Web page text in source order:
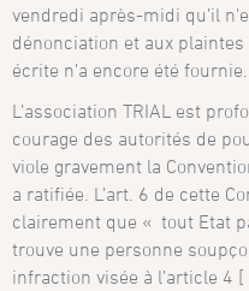
vendredi après-midi qu’il
dénonciation et aux
écrite n’a encore été fournie.
L’association TRIAL est
courage des autorités de
viole gravement la
a ratifiée. L’art. 6 de cette
clairement que « tout Etat
trouve une personne
infraction visée à l’article 4